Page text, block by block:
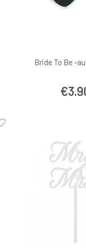
Bride To Be -